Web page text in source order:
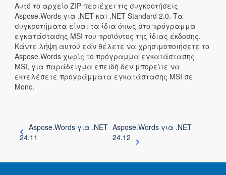
Αυτό το αρχείο ZIP περιέχει τις συγκροτήσεις
Aspose.Words για .NET και .NET Standard 2.0. Τα
συγκροτήματα είναι τα ίδια όπως στο πρόγραμμα
εγκατάστασης MSI του προϊόντος της ίδιας έκδοσης.
Κάντε λήψη αυτού εάν θέλετε να χρησιμοποιήσετε το
Aspose.Words χωρίς το πρόγραμμα εγκατάστασης
MSI, για παράδειγμα επειδή δεν μπορείτε να
εκτελέσετε προγράμματα εγκατάστασης MSI σε
Mono.
Aspose.Words για .NET
24.11
Aspose.Words για .NET
24.12